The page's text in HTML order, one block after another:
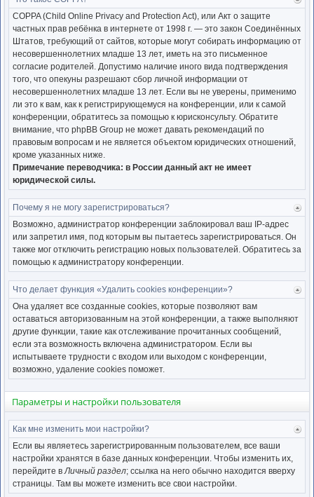
COPPA (Child Online Privacy and Protection Act), или Акт о защите
частных прав ребёнка в интернете от 1998 г. — это закон Соединённых
Штатов, требующий от сайтов, которые могут собирать информацию от
несовершеннолетних младше 13 лет, иметь на это письменное
согласие родителей. Допустимо наличие иного вида подтверждения
того, что опекуны разрешают сбор личной информации от
несовершеннолетних младше 13 лет. Если вы не уверены, применимо
ли это к вам, как к регистрирующемуся на конференции, или к самой
конференции, обратитесь за помощью к юрисконсульту. Обратите
внимание, что phpBB Group не может давать рекомендаций по
правовым вопросам и не является объектом юридических отношений,
кроме указанных ниже.
Примечание переводчика: в России данный акт не имеет
юридической силы.
Почему я не могу зарегистрироваться?
Возможно, администратор конференции заблокировал ваш IP-адрес
или запретил имя, под которым вы пытаетесь зарегистрироваться. Он
также мог отключить регистрацию новых пользователей. Обратитесь за
помощью к администратору конференции.
Что делает функция «Удалить cookies конференции»?
Она удаляет все созданные cookies, которые позволяют вам
оставаться авторизованным на этой конференции, а также выполняют
другие функции, такие как отслеживание прочитанных сообщений,
если эта возможность включена администратором. Если вы
испытываете трудности с входом или выходом с конференции,
возможно, удаление cookies поможет.
Параметры и настройки пользователя
Как мне изменить мои настройки?
Если вы являетесь зарегистрированным пользователем, все ваши
настройки хранятся в базе данных конференции. Чтобы изменить их,
перейдите вЛичный раздел; ссылка на него обычно находится вверху
страницы. Там вы можете изменить все свои настройки.